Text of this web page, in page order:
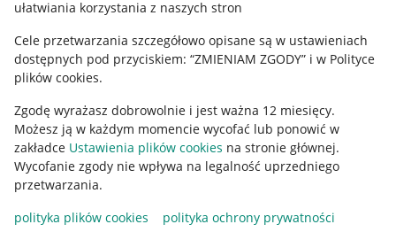
ułatwiania korzystania z naszych stron
Cele przetwarzania szczegółowo opisane są w ustawieniach
dostępnych pod przyciskiem: “ZMIENIAM ZGODY” i w Polityce
plików cookies.
Zgodę wyrażasz dobrowolnie i jest ważna 12 miesięcy.
Możesz ją w każdym momencie wycofać lub ponowić w
zakładce Ustawienia plików cookies na stronie głównej.
Wycofanie zgody nie wpływa na legalność uprzedniego
przetwarzania.
polityka plików cookies
polityka ochrony prywatności
Ustawienia plików "cookies"
Udostępnianie lokalizacji
Informacje dla Aktu o Usługach Cyfrowych
Pobierz aplikację